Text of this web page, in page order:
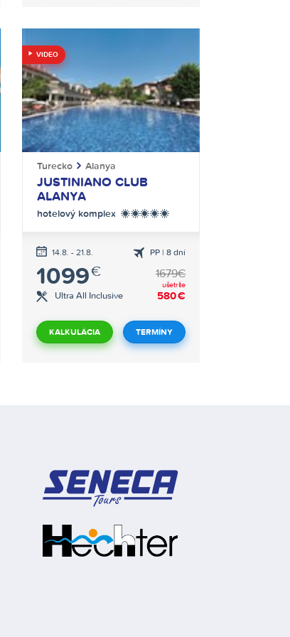
VIDEO
Turecko Alanya
JUSTINIANO CLUB
ALANYA
hotelový komplex *****
14.8. - 21.8.
1099€ 1679€
ušetríte
580€
Ultra All Inclusive
letecká
doprava
PP | 8 dní
KALKULÁCIA TERMÍNY